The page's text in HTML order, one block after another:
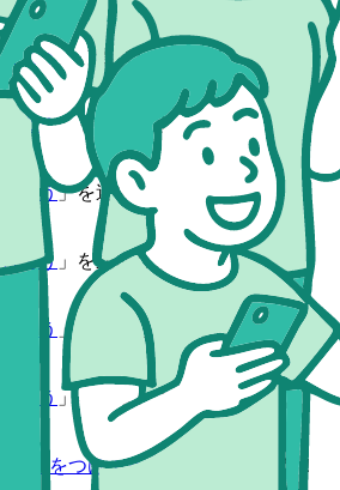
よう」を達成しました！
よう」を達成しました！
よう」を達成しました！
よう 」を達成しました！
よう 」を達成しました！
よう 」を達成しました！
に♡をつけよう」を達成しました！